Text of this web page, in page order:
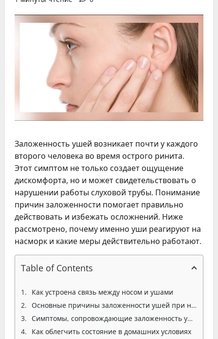
Заложенность ушей возникает почти у каждого
второго человека во время острого ринита.
Этот симптом не только создает ощущение
дискомфорта, но и может свидетельствовать о
нарушении работы слуховой трубы. Понимание
причин заложенности помогает правильно
действовать и избежать осложнений. Ниже
рассмотрено, почему именно уши реагируют на
насморк и какие меры действительно работают.
Table of Contents
Как устроена связь между носом и ушами
Основные причины заложенности ушей при насморке
Симптомы, сопровождающие заложенность ушей
Как облегчить состояние в домашних условиях